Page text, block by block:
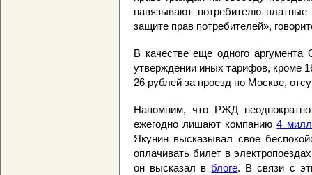
навязывают потребителю платные
защите прав потребителей»,
В качестве еще одного
утверждении иных тарифов, кроме
26 рублей за проезд по Москве,
Напомним, что РЖД
ежегодно лишают компанию4
Якунин высказывал свое
оплачивать билет в
он высказал вблоге. В связи с